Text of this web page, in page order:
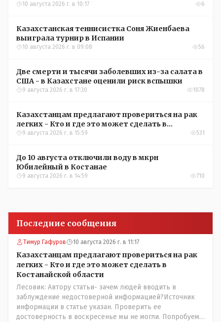
сентября
10 августа 2026 г. в 10:17 6
Казахстанская теннисистка Соня Жиенбаева
выиграла турнир в Испании
10 августа 2026 г. в 09:08 56
Две смерти и тысячи заболевших из-за салата в
США - в Казахстане оценили риск вспышки
9 августа 2026 г. в 17:30 1078
Казахстанцам предлагают провериться на рак
легких - Кто и где это может сделать в
Костанайской области
9 августа 2026 г. в 15:59 531
До 10 августа отключили воду в мкрн
Юбилейный в Костанае
9 августа 2026 г. в 14:59 710
Последние сообщения
Тимур Гафуров 10 августа 2026 г. в 11:17
Казахстанцам предлагают провериться на рак
легких - Кто и где это может сделать в
Костанайской области
Лесовик: Автору статьи- зачем людей вводить в
заблуждение недостоверной информацией?Источник
информации в статье указан. Проверить ее
достоверность в воскресенье мы не могли. Попробуем